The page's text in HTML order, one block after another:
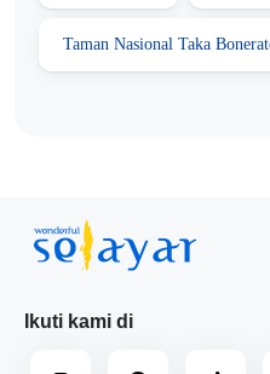
Taman Nasional Taka
Ikuti kami di